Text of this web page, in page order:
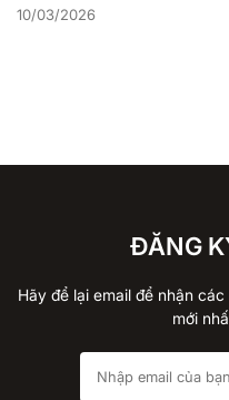
10/03/2026
ĐĂNG
Hãy để lại email để nhận
mới